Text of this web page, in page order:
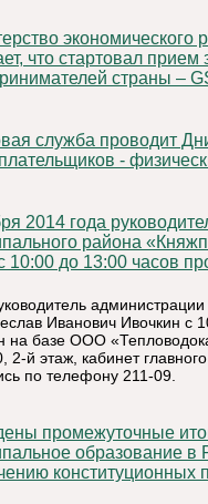
что стартовал прием
страны –
-
района
10:00 до 13:00 часов
Иванович Ивочкин с
на базе ООО
й этаж, кабинет
по телефону 211-09.
образование в
конституционных